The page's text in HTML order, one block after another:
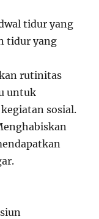
tidur yang
tidur yang
rutinitas
untuk
sosial.